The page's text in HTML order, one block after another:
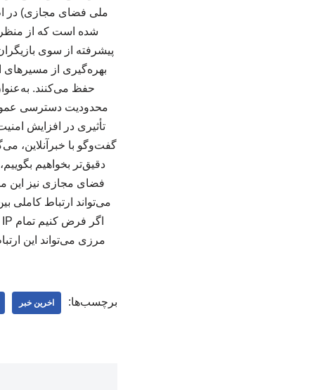
ملی فضای مجازی) در
شده است که از منظر
پیشرفته از سوی
بهره‌گیری از مسیرهای
حفظ می‌کنند.
محدودیت دسترسی
تأثیری در افزایش
گفت‌وگو با خبرآنلاین،
دقیق‌تر بخواهیم
فضای مجازی نیز این
می‌تواند ارتباط
مرزی می‌تواند این
برچسب‌ها: اخرین خبر